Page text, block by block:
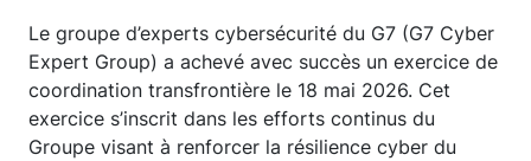
Le groupe d’experts cybersécurité du G7 (G7 Cyber
Expert Group) a achevé avec succès un exercice de
coordination transfrontière le 18 mai 2026. Cet
exercice s’inscrit dans les efforts continus du
Groupe visant à renforcer la résilience cyber du